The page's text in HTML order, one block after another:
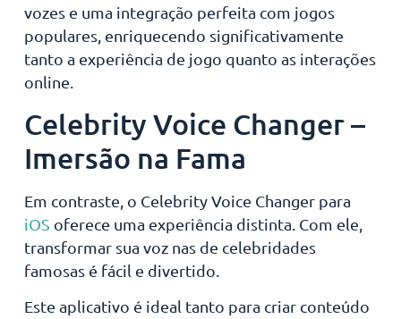
vozes e uma integração perfeita com jogos
populares, enriquecendo significativamente
tanto a experiência de jogo quanto as interações
online.
Celebrity Voice Changer –
Imersão na Fama
Em contraste, o Celebrity Voice Changer para
iOS oferece uma experiência distinta. Com ele,
transformar sua voz nas de celebridades
famosas é fácil e divertido.
Este aplicativo é ideal tanto para criar conteúdo